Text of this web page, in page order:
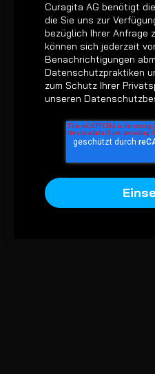
Curagita AG benötigt
die Sie uns zur
bezüglich Ihrer Anfrage
können sich jederzeit
Benachrichtigungen
Datenschutzpraktiken
zum Schutz Ihrer
unseren